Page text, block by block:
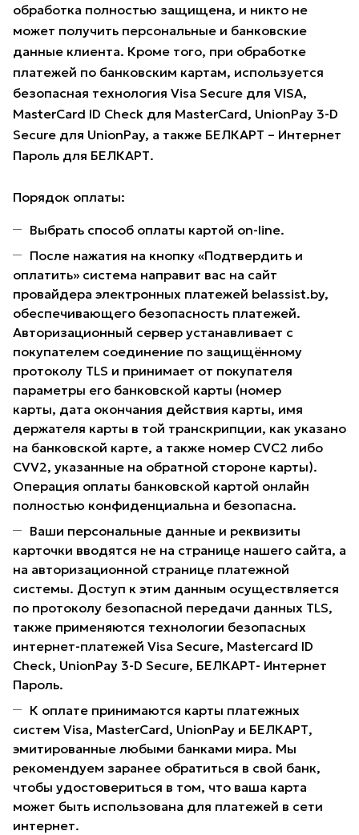
обработка полностью защищена, и никто не
может получить персональные и банковские
данные клиента. Кроме того, при обработке
платежей по банковским картам, используется
безопасная технология Visa Secure для VISA,
MasterCard ID Check для MasterCard, UnionPay 3-D
Secure для UnionPay, а также БЕЛКАРТ – Интернет
Пароль для БЕЛКАРТ.
Порядок оплаты:
Выбрать способ оплаты картой on-line.
После нажатия на кнопку «Подтвердить и
оплатить» система направит вас на сайт
провайдера электронных платежей belassist.by,
обеспечивающего безопасность платежей.
Авторизационный сервер устанавливает с
покупателем соединение по защищённому
протоколу TLS и принимает от покупателя
параметры его банковской карты (номер
карты, дата окончания действия карты, имя
держателя карты в той транскрипции, как указано
на банковской карте, а также номер CVC2 либо
CVV2, указанные на обратной стороне карты).
Операция оплаты банковской картой онлайн
полностью конфиденциальна и безопасна.
Ваши персональные данные и реквизиты
карточки вводятся не на странице нашего сайта, а
на авторизационной странице платежной
системы. Доступ к этим данным осуществляется
по протоколу безопасной передачи данных TLS,
также применяются технологии безопасных
интернет-платежей Visa Secure, Mastercard ID
Check, UnionPay 3-D Secure, БЕЛКАРТ- Интернет
Пароль.
К оплате принимаются карты платежных
систем Visa, MasterCard, UnionPay и БЕЛКАРТ,
эмитированные любыми банками мира. Мы
рекомендуем заранее обратиться в свой банк,
чтобы удостовериться в том, что ваша карта
может быть использована для платежей в сети
интернет.